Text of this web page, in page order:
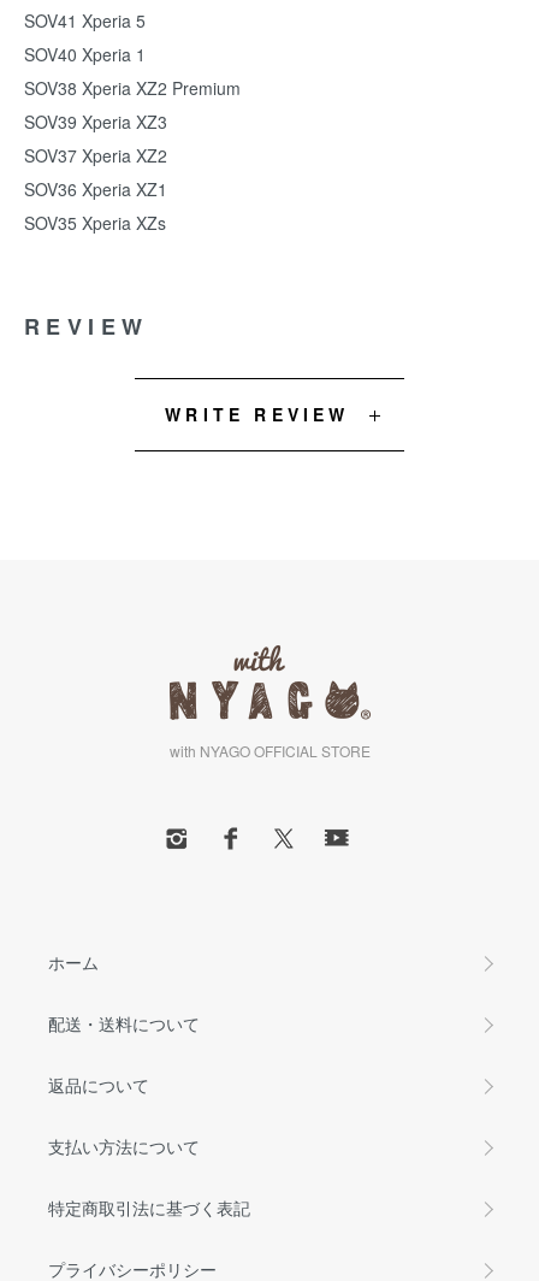
SOV41 Xperia 5
SOV40 Xperia 1
SOV38 Xperia XZ2 Premium
SOV39 Xperia XZ3
SOV37 Xperia XZ2
SOV36 Xperia XZ1
SOV35 Xperia XZs
REVIEW
WRITE REVIEW
with NYAGO OFFICIAL STORE
ホーム
配送・送料について
返品について
支払い方法について
特定商取引法に基づく表記
プライバシーポリシー